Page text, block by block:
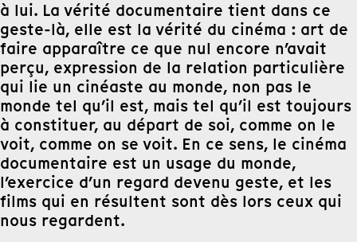
à lui. La vérité documentaire tient dans ce
geste-là, elle est la vérité du cinéma : art de
faire apparaître ce que nul encore n’avait
perçu, expression de la relation particulière
qui lie un cinéaste au monde, non pas le
monde tel qu’il est, mais tel qu’il est toujours
à constituer, au départ de soi, comme on le
voit, comme on se voit. En ce sens, le cinéma
documentaire est un usage du monde,
l’exercice d’un regard devenu geste, et les
films qui en résultent sont dès lors ceux qui
nous regardent.